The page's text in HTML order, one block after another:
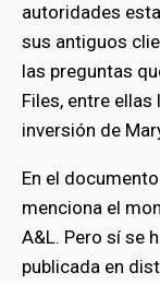
autoridades
sus antiguos
las preguntas
Files, entre
inversión de
En el
menciona el
A&L. Pero sí se
publicada en